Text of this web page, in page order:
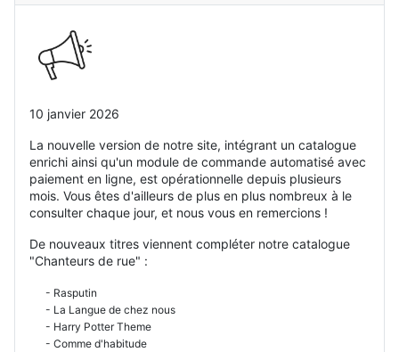
10 janvier 2026
La nouvelle version de notre site, intégrant un catalogue
enrichi ainsi qu'un module de commande automatisé avec
paiement en ligne, est opérationnelle depuis plusieurs
mois. Vous êtes d'ailleurs de plus en plus nombreux à le
consulter chaque jour, et nous vous en remercions !
De nouveaux titres viennent compléter notre catalogue
"Chanteurs de rue" :
- Rasputin
- La Langue de chez nous
- Harry Potter Theme
- Comme d'habitude